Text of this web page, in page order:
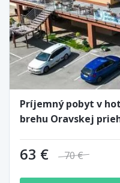
Príjemný pobyt v
brehu Oravskej
63 € 70 €